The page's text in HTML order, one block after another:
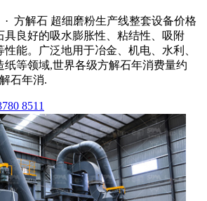
· 方解石 超细磨粉生产线整套设备价格
具良好的吸水膨胀性、粘结性、吸附
能。广泛地用于冶金、机电、水利、
纸等领域,世界各级方解石年消费量约
石年消.
8511